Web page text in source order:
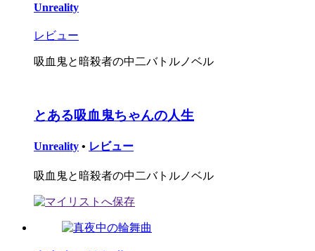
Unreality
レビュー
吸血鬼と暗殺者の中二バトルノベル
とある吸血鬼ちゃんの人生
Unreality • レビュー
吸血鬼と暗殺者の中二バトルノベル